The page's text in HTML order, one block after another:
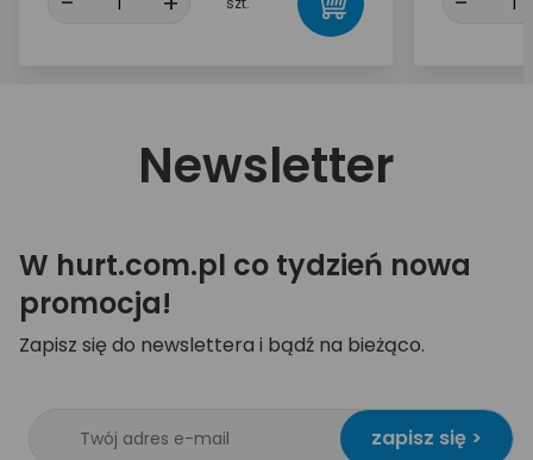
Newsletter
W hurt.com.pl co tydzień nowa
promocja!
Zapisz się do newslettera i bądź na bieżąco.
zapisz się >